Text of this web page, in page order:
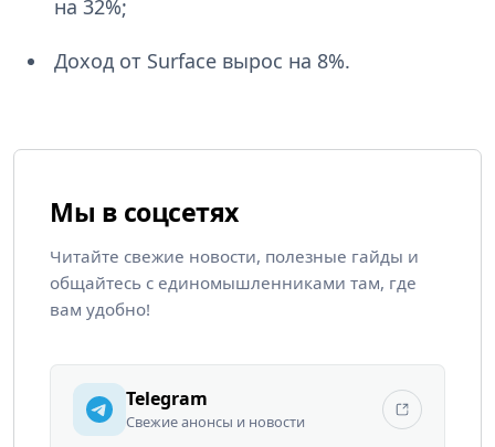
на 32%;
Доход от Surface вырос на 8%.
Мы в соцсетях
Читайте свежие новости, полезные гайды и
общайтесь с единомышленниками там, где
вам удобно!
Telegram
Свежие анонсы и новости